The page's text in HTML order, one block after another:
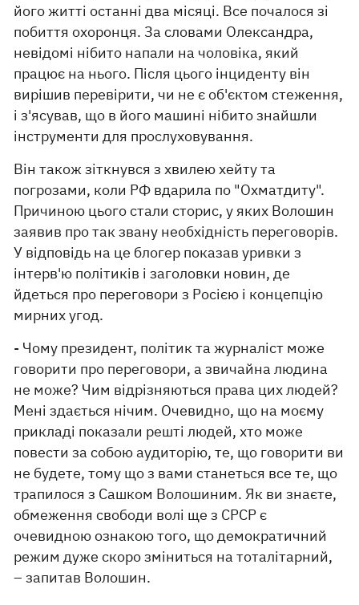
його житті останні два місяці. Все почалося зі
побиття охоронця. За словами Олександра,
невідомі нібито напали на чоловіка, який
працює на нього. Після цього інциденту він
вирішив перевірити, чи не є об'єктом стеження,
і з'ясував, що в його машині нібито знайшли
інструменти для прослуховування.
Він також зіткнувся з хвилею хейту та
погрозами, коли РФ вдарила по "Охматдиту".
Причиною цього стали сторис, у яких Волошин
заявив про так звану необхідність переговорів.
У відповідь на це блогер показав уривки з
інтерв'ю політиків і заголовки новин, де
йдеться про переговори з Росією і концепцію
мирних угод.
- Чому президент, політик та журналіст може
говорити про переговори, а звичайна людина
не може? Чим відрізняються права цих людей?
Мені здається нічим. Очевидно, що на моєму
прикладі показали решті людей, хто може
повести за собою аудиторію, те, що говорити ви
не будете, тому що з вами станеться все те, що
трапилося з Сашком Волошиним. Як ви знаєте,
обмеження свободи волі ще з СРСР є
очевидною ознакою того, що демократичний
режим дуже скоро зміниться на тоталітарний,
– запитав Волошин.